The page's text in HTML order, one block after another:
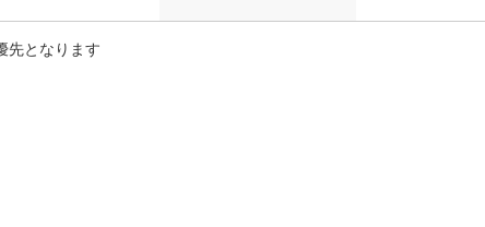
先となります